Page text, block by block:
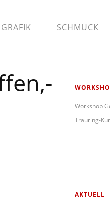
GRAFIK SCHMUCK
Workshop
Trauring-
AKTUELL